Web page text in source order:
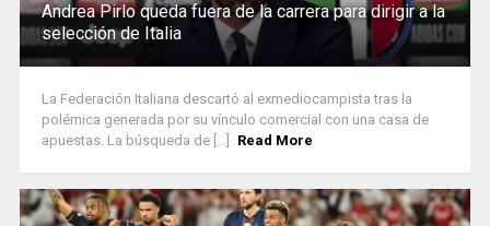
Andrea Pirlo queda fuera de la carrera para dirigir a la
selección de Italia
La Federación Italiana descartó al exmediocampista tras la
polémica generada por su vínculo comercial con una casa de
apuestas. La búsqueda de [...]
Read More